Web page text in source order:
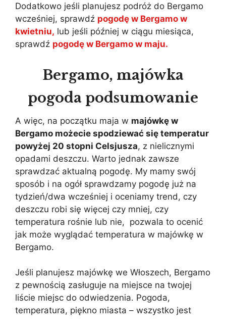
Dodatkowo jeśli planujesz podróż do Bergamo
wcześniej, sprawdź pogodę w Bergamo w
kwietniu, lub jeśli później w ciągu miesiąca,
sprawdź pogodę w Bergamo w maju.
Bergamo, majówka
pogoda podsumowanie
A więc, na początku maja w majówkę w
Bergamo możecie spodziewać się temperatur
powyżej 20 stopni Celsjusza, z nielicznymi
opadami deszczu. Warto jednak zawsze
sprawdzać aktualną pogodę. My mamy swój
sposób i na ogół sprawdzamy pogodę już na
tydzień/dwa wcześniej i oceniamy trend, czy
deszczu robi się więcej czy mniej, czy
temperatura rośnie lub nie, pozwala to ocenić
jak może wyglądać temperatura w majówkę w
Bergamo.
Jeśli planujesz majówkę we Włoszech, Bergamo
z pewnością zasługuje na miejsce na twojej
liście miejsc do odwiedzenia. Pogoda,
temperatura, piękno miasta – wszystko jest